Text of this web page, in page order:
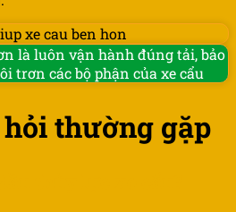
là luôn vận hành đúng tải, bảo
trơn các bộ phận của xe cẩu
hỏi thường gặp